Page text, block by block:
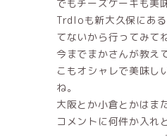
でもチーズケーキも美
Trdloも新大久保にあ
てないから行ってみてね
今までまかさんが教え
こもオシャレで美味し
ね。
大阪とか小倉とかはま
コメントに何件か入れ